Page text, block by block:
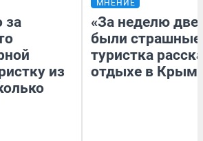
за
из
МНЕНИЕ
«За неделю две
были
туристка
отдыхе в